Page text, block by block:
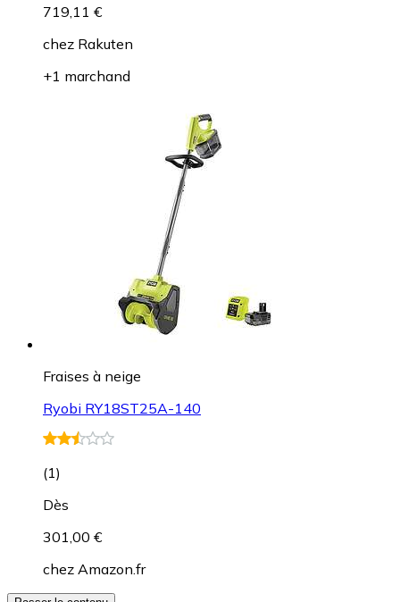
719,11 €
chez Rakuten
+1 marchand
Fraises à neige
Ryobi RY18ST25A-140
(1)
Dès
301,00 €
chez Amazon.fr